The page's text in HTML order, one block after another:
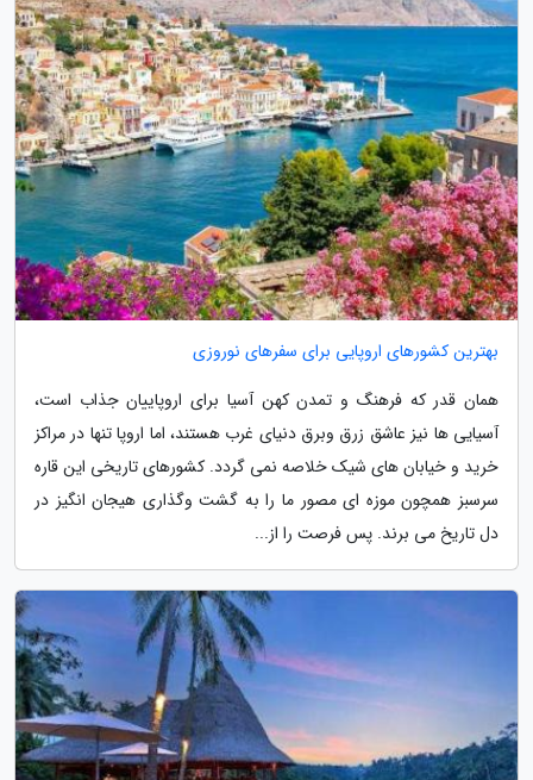
بهترین کشورهای اروپایی برای سفرهای نوروزی
همان قدر که فرهنگ و تمدن کهن آسیا برای اروپاییان جذاب است،
آسیایی ها نیز عاشق زرق وبرق دنیای غرب هستند، اما اروپا تنها در مراکز
خرید و خیابان های شیک خلاصه نمی گردد. کشورهای تاریخی این قاره
سرسبز همچون موزه ای مصور ما را به گشت وگذاری هیجان انگیز در
دل تاریخ می برند. پس فرصت را از...